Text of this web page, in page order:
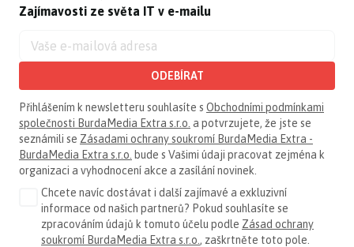
Zajímavosti ze světa IT v e-mailu
ODEBÍRAT
Přihlášením k newsletteru souhlasíte s Obchodními podmínkami
společnosti BurdaMedia Extra s.r.o. a potvrzujete, že jste se
seznámili se Zásadami ochrany soukromí BurdaMedia Extra -
BurdaMedia Extra s.r.o. bude s Vašimi údaji pracovat zejména k
organizaci a vyhodnocení akce a zasílání novinek.
Chcete navíc dostávat i další zajímavé a exkluzivní
informace od našich partnerů? Pokud souhlasíte se
zpracováním údajů k tomuto účelu podle Zásad ochrany
soukromí BurdaMedia Extra s.r.o. , zaškrtněte toto pole.